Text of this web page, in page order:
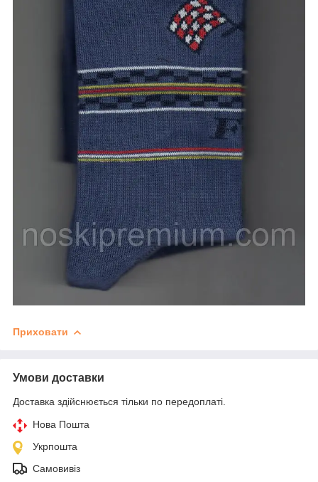
Приховати
Умови доставки
Доставка здійснюється тільки по передоплаті.
Нова Пошта
Укрпошта
Самовивіз